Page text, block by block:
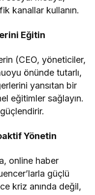
kanallar kullanın.
Eğitin
(CEO, yöneticiler,
önünde tutarlı,
yansıtan bir
eğitimler sağlayın.
Yönetin
online haber
güçlü
kriz anında değil,